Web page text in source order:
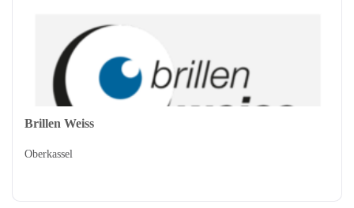
Brillen Weiss
Oberkassel